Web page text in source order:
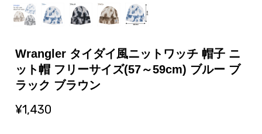
Wrangler タイダイ風ニットワッチ 帽子 ニ
ット帽 フリーサイズ(57～59cm) ブルー ブ
ラック ブラウン
¥1,430